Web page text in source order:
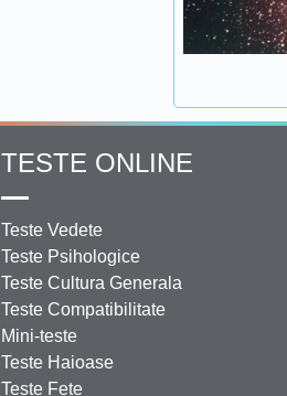
TESTE ONLINE
Teste Vedete
Teste Psihologice
Teste Cultura Generala
Teste Compatibilitate
Mini-teste
Teste Haioase
Teste Fete